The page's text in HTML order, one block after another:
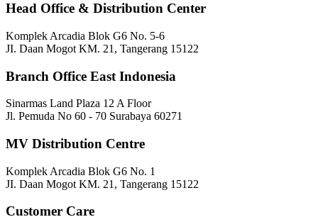
Head Office & Distribution Center
Komplek Arcadia Blok G6 No. 5-6
JI. Daan Mogot KM. 21, Tangerang 15122
Branch Office East Indonesia
Sinarmas Land Plaza 12 A Floor
Jl. Pemuda No 60 - 70 Surabaya 60271
MV Distribution Centre
Komplek Arcadia Blok G6 No. 1
JI. Daan Mogot KM. 21, Tangerang 15122
Customer Care